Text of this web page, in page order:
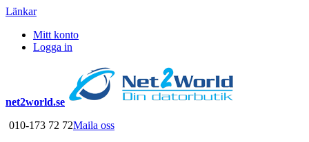
Länkar
Mitt konto
Logga in
net2world.se
010-173 72 72Maila oss